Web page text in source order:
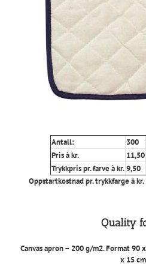
Antall: 300
Pris à kr.
11,50
Trykkpris pr. farve à kr.9,50
Oppstartkostnad pr. trykkfarge à
Quality
Canvas apron – 200 g/m2. Format 90
x 15